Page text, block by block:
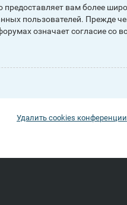
вам более
пользователей. Прежде
означает согласие со
Удалить cookies конференции